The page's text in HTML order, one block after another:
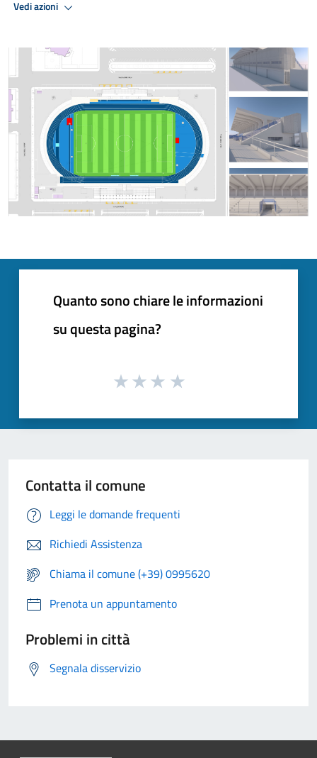
Vedi azioni
Quanto sono chiare le informazioni
su questa pagina?
Contatta il comune
Leggi le domande frequenti
Richiedi Assistenza
Chiama il comune (+39) 0995620
Prenota un appuntamento
Problemi in città
Segnala disservizio